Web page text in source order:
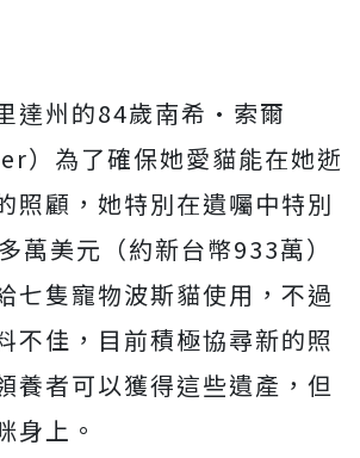
達州的84歲南希•索爾
）為了確保她愛貓能在她逝
照顧，她特別在遺囑中特別
萬美元（約新台幣933萬）
七隻寵物波斯貓使用，不過
不佳，目前積極協尋新的照
養者可以獲得這些遺產，但
身上。